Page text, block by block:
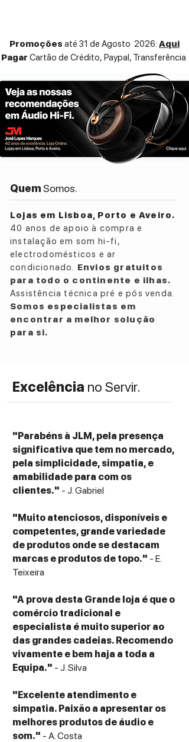
ESPECIFICAÇÕES TÉCNICAS
Power: 1500 W
Body material: Intense molded steel
Levers material: Stainless steel
Base features space for power cord
winding
Non-slip feet for stability
Dimensions:
Height (H): 215 mm
Depth (D): 208 mm
Promoções até 31 de Agosto 2026: Aqui
Pagar Cartão de Crédito, Paypal, Transferência
QuemSomos.
Lojas em Lisboa, Porto e Aveiro.
40 anos de apoio à compra e
instalação em som hi-fi,
electrodomésticos e ar
condicionado. Envios gratuitos
para todo o continente e ilhas.
Assistência técnica pré e pós venda.
Somos especialistas em
encontrar a melhor solução
para si.
Excelência no Servir.
"Parabéns à JLM, pela presença
significativa que tem no mercado,
pela simplicidade, simpatia, e
amabilidade para com os
clientes." - J. Gabriel
"Muito atenciosos, disponíveis e
competentes, grande variedade
de produtos onde se destacam
marcas e produtos de topo." - E.
Teixeira
"A prova desta Grande loja é que o
comércio tradicional e
especialista é muito superior ao
das grandes cadeias. Recomendo
vivamente e bem haja a toda a
Equipa." - J. Silva
"Excelente atendimento e
simpatia. Paixão a apresentar os
melhores produtos de áudio e
som." - A. Costa